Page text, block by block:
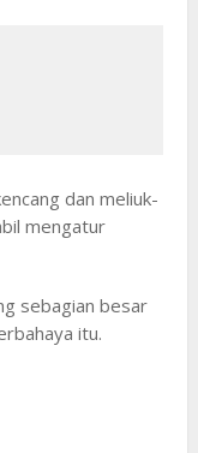
dan meliuk-
mengatur
sebagian besar
itu.